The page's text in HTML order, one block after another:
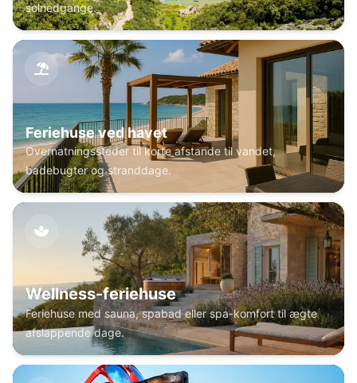
solnedgange.
Feriehuse ved havet
Overnatningssteder til korte afstande til vandet,
badebugter og stranddage.
Wellness-feriehuse
Feriehuse med sauna, spabad eller spa-komfort til ægte
afslappende dage.